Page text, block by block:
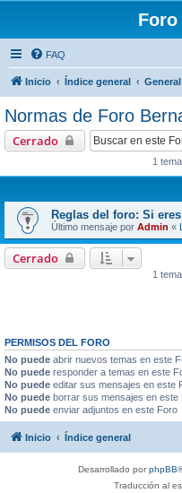
Foro
FAQ
Inicio Índice general General
Normas de Foro
Cerrado
1
Reglas del foro: Si
Último mensaje por Admin «
Cerrado
1
PERMISOS DEL FORO
No puede abrir nuevos temas en este
No puede responder a temas en este
No puede editar sus mensajes en este
No puede borrar sus mensajes en este
No puede enviar adjuntos en este Foro
Inicio Índice general
Desarrollado porphpBB
Traducción al